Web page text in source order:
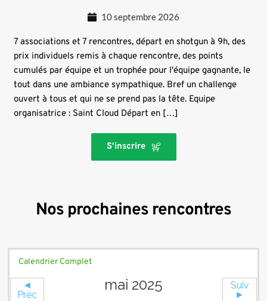
10 septembre 2026
7 associations et 7 rencontres, départ en shotgun à 9h, des
prix individuels remis à chaque rencontre, des points
cumulés par équipe et un trophée pour l'équipe gagnante, le
tout dans une ambiance sympathique. Bref un challenge
ouvert à tous et qui ne se prend pas la tête. Equipe
organisatrice : Saint Cloud Départ en […]
S'inscrire
Nos prochaines rencontres
Calendrier Complet
◄
Préc
mai 2025
Suiv
►